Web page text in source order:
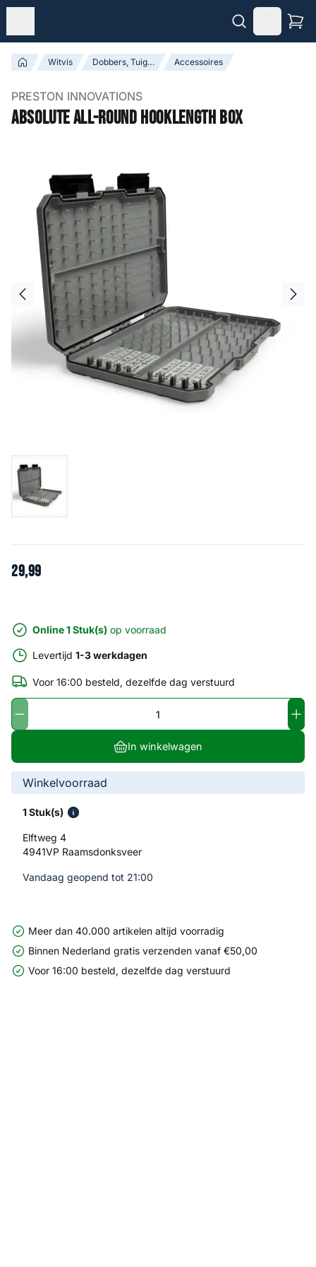
Witvis Dobbers, Tuigen & Accessoires Accessoires
PRESTON INNOVATIONS
Absolute All-Round Hooklength Box
29,99
Online 1 Stuk(s) op voorraad
Levertijd 1-3 werkdagen
Voor 16:00 besteld, dezelfde dag verstuurd
In winkelwagen
Winkelvoorraad
1 Stuk(s)
Elftweg 4
4941VP Raamsdonksveer
Vandaag geopend tot 21:00
Meer dan 40.000 artikelen altijd voorradig
Binnen Nederland gratis verzenden vanaf €50,00
Voor 16:00 besteld, dezelfde dag verstuurd